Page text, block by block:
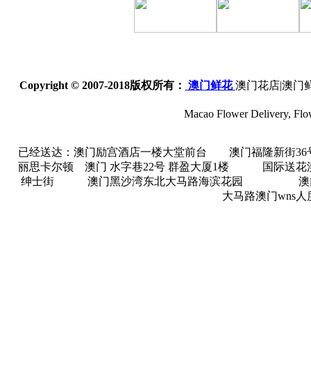
Copyright © 2007-2018版权所有： 澳门鲜花澳门花店|澳门
Macao Flower Delivery,
已经送达：澳门励宫酒店一楼大堂前台 澳门福隆新
丽思卡尔顿 澳门 水字巷22号 群盈大厦1楼 国际
绅士街 澳门黑沙湾东北大马路海滨花园 澳门市商
大马路澳门wns